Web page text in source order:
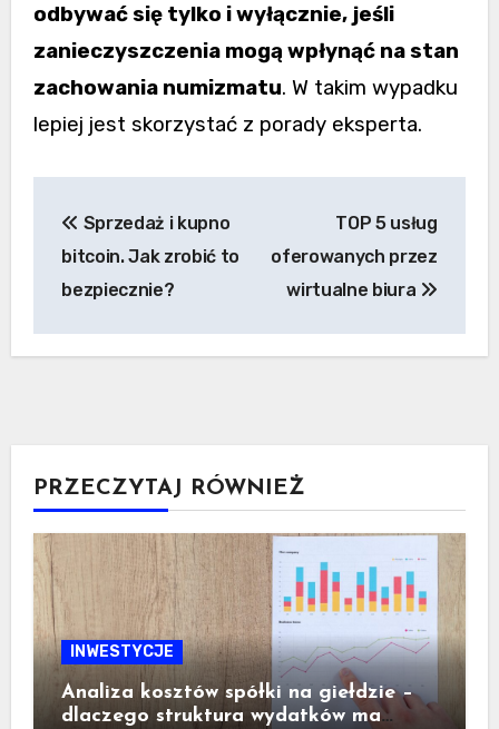
odbywać się tylko i wyłącznie, jeśli
zanieczyszczenia mogą wpłynąć na stan
zachowania numizmatu. W takim wypadku
lepiej jest skorzystać z porady eksperta.
wpisu
Sprzedaż i kupno
bitcoin. Jak zrobić to
bezpiecznie?
TOP 5 usług
oferowanych przez
wirtualne biura
PRZECZYTAJ RÓWNIEŻ
INWESTYCJE
Analiza kosztów spółki na giełdzie –
dlaczego struktura wydatków ma